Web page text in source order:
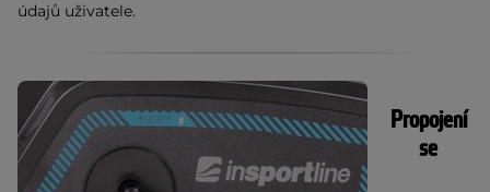
údajů uživatele.
Propojení
se